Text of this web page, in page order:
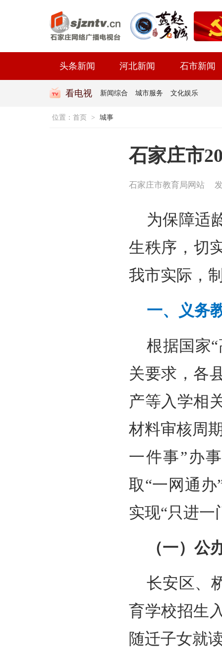
头条新闻 河北新闻 石市新闻
看电视 新闻综合 城市服务 文化娱乐
位置： 首页 > 城事
石家庄市
石家庄市教育局网站
为保障适
生秩序，切
我市实际，
一、义务
根据国家
关要求，各
产等入学相
材料审核周
一件事”办
取“一网通
实现“只进一
（一）公
长安区、
育学校招生
随迁子女就